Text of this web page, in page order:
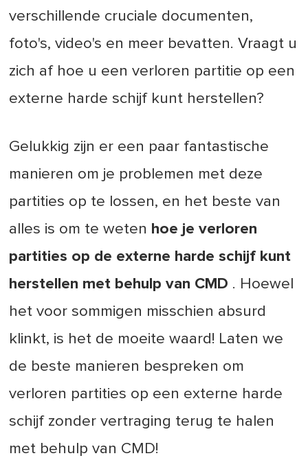
verschillende cruciale documenten,
foto's, video's en meer bevatten. Vraagt u
zich af hoe u een verloren partitie op een
externe harde schijf kunt herstellen?
Gelukkig zijn er een paar fantastische
manieren om je problemen met deze
partities op te lossen, en het beste van
alles is om te weten hoe je verloren
partities op de externe harde schijf kunt
herstellen met behulp van CMD . Hoewel
het voor sommigen misschien absurd
klinkt, is het de moeite waard! Laten we
de beste manieren bespreken om
verloren partities op een externe harde
schijf zonder vertraging terug te halen
met behulp van CMD!